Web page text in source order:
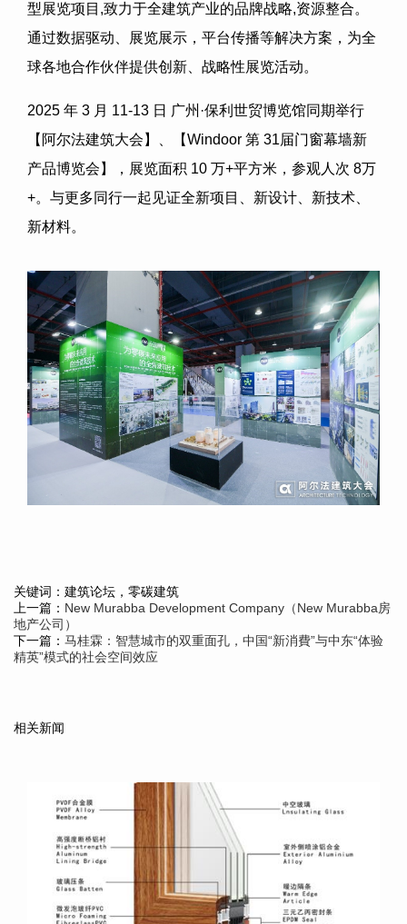
型展览项目 ,致力于全建筑产业的品牌战略,资源整合。
通过数据驱动、展览展示，平台传播等解决方案，为全
球各地合作伙伴提供创新、战略性展览活动。
2025 年 3 月 11-13 日 广州 ·保利世贸博览馆同期举行
【阿尔法建筑大会】、【Windoor 第 31届门窗幕墙新
产品博览会】，展览面积 10 万+平方米，参观人次 8万
+。与更多同行一起见证全新项目、新设计、新技术、
新材料。
关键词：建筑论坛，零碳建筑
上一篇： New Murabba Development Company（New Murabba房
地产公司）
下一篇： 马桂霖：智慧城市的双重面孔，中国“新消費”与中东“体验
精英”模式的社会空间效应
相关新闻